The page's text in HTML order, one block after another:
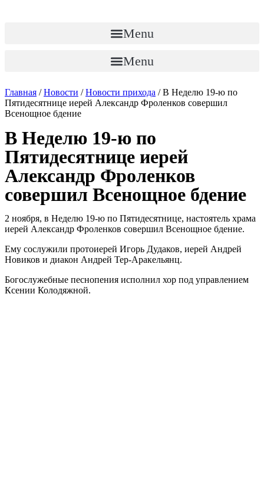
Menu
Menu
Главная /Новости /Новости прихода /В Неделю 19-ю по
Пятидесятнице иерей Александр Фроленков совершил
Всенощное бдение
В Неделю 19-ю по
Пятидесятнице иерей
Александр Фроленков
совершил Всенощное бдение
2 ноября, в Неделю 19-ю по Пятидесятнице, настоятель храма
иерей Александр Фроленков совершил Всенощное бдение.
Ему сослужили протоиерей Игорь Дудаков, иерей Андрей
Новиков и диакон Андрей Тер-Аракельянц.
Богослужебные песнопения исполнил хор под управлением
Ксении Колодяжной.